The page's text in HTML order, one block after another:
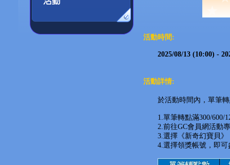
活動時間:
2025/08/13 (10:00) -
活動詳情:
於活動時間內，單筆轉
1.單筆轉點滿300/600/
2.前往GC會員網活動
3.選擇《新奇幻寶貝》
4.選擇領獎帳號，即可